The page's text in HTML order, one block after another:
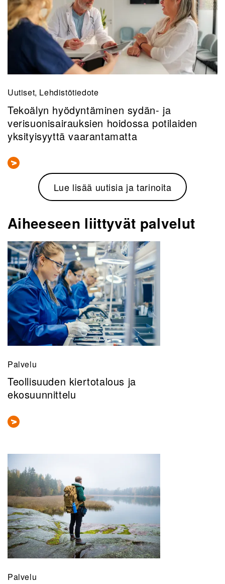
Uutiset, Lehdistötiedote
Tekoälyn hyödyntäminen sydän- ja
verisuonisairauksien hoidossa potilaiden
yksityisyyttä vaarantamatta
Lue lisää uutisia ja tarinoita
Aiheeseen liittyvät palvelut
Palvelu
Teollisuuden kiertotalous ja
ekosuunnittelu
Palvelu